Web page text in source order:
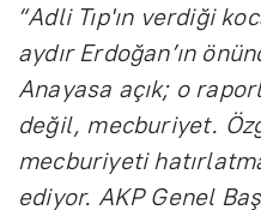
“Adli Tıp'ın verdiği
aydır Erdoğan’ın
Anayasa açık; o
değil, mecburiyet.
mecburiyeti
ediyor. AKP Genel